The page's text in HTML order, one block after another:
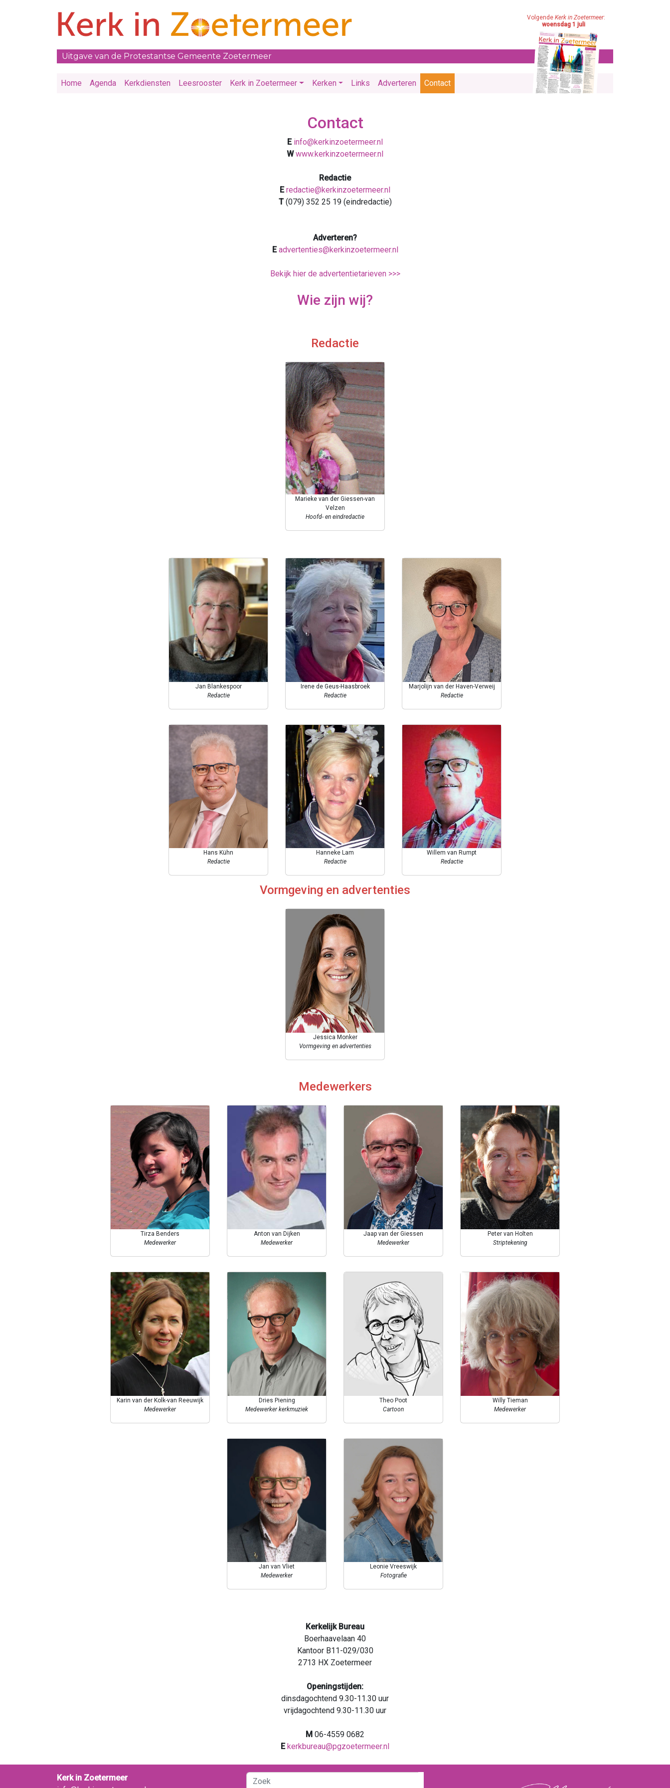
Uitgave van de Protestantse Gemeente Zoetermeer
Home Agenda Kerkdiensten Leesrooster Kerk in Zoetermeer Kerken Links Adverteren Contact
Volgende Kerk in Zoetermeer:
woensdag 1 juli
Contact
E info@kerkinzoetermeer.nl
W www.kerkinzoetermeer.nl
Redactie
E redactie@kerkinzoetermeer.nl
T(079) 352 25 19 (eindredactie)
Adverteren?
E advertenties@kerkinzoetermeer.nl
Bekijk hier de advertentietarieven >>>
Wie zijn wij?
Redactie
Marieke van der Giessen-van
Velzen
Hoofd- en eindredactie
Jan Blankespoor
Redactie
Irene de Geus-Haasbroek
Redactie
Marjolijn van der Haven-Verweij
Redactie
Hans Kühn
Redactie
Hanneke Lam
Redactie
Willem van Rumpt
Redactie
Vormgeving en advertenties
Jessica Monker
Vormgeving en advertenties
Medewerkers
Tirza Benders
Medewerker
Anton van Dijken
Medewerker
Jaap van der Giessen
Medewerker
Peter van Holten
Striptekening
Karin van der Kolk-van Reeuwijk
Medewerker
Dries Piening
Medewerker kerkmuziek
Theo Poot
Cartoon
Willy Tieman
Medewerker
Jan van Vliet
Medewerker
Leonie Vreeswijk
Fotografie
Kerkelijk Bureau
Boerhaavelaan 40
Kantoor B11-029/030
2713 HX Zoetermeer
Openingstijden:
dinsdagochtend 9.30-11.30 uur
vrijdagochtend 9.30-11.30 uur
M 06-4559 0682
E kerkbureau@pgzoetermeer.nl
Kerk in Zoetermeer